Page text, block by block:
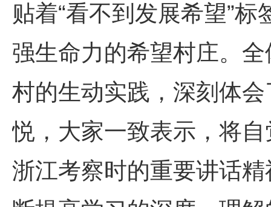
贴着“看不到发展希望”标
强生命力的希望村庄。
村的生动实践，深刻体
悦，大家一致表示，将
浙江考察时的重要讲话